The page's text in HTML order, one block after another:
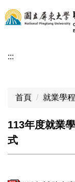
跳
到
內
:::
首頁 就業學
113年度就業
式